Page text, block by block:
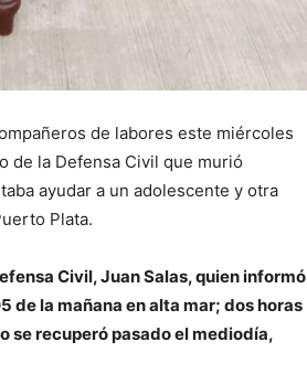
de labores este miércoles
de la Defensa Civil que murió
ayudar a un adolescente y otra
Plata.
Civil, Juan Salas, quien informó
de la mañana en alta mar; dos horas
se recuperó pasado el mediodía,